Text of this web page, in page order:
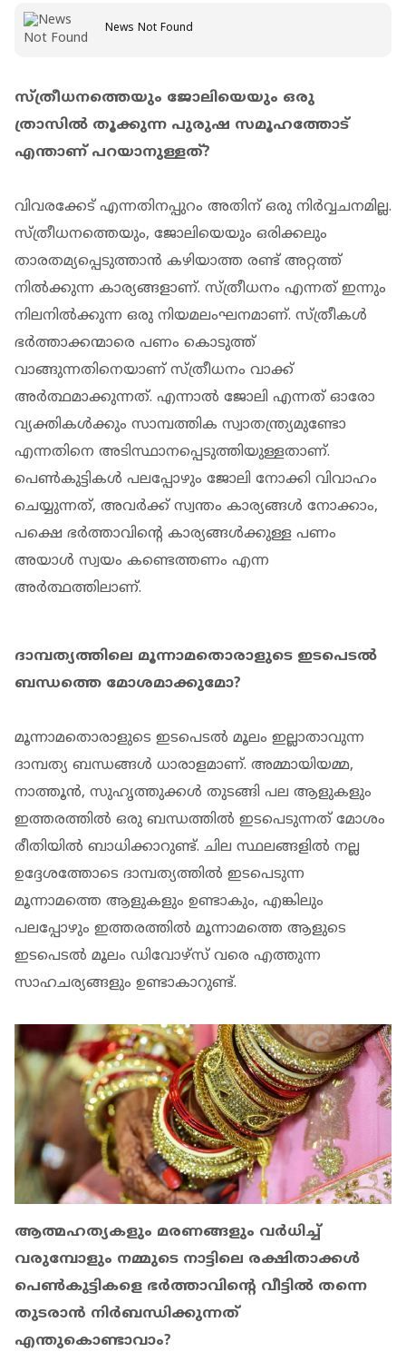
News Not Found
സ്ത്രീധനത്തെയും ജോലിയെയും ഒരു
ത്രാസിൽ തൂക്കുന്ന പുരുഷ സമൂഹത്തോട്
എന്താണ് പറയാനുള്ളത്?
വിവരക്കേട് എന്നതിനപ്പുറം അതിന് ഒരു നിർവ്വചനമില്ല.
സ്ത്രീധനത്തെയും, ജോലിയെയും ഒരിക്കലും
താരതമ്യപ്പെടുത്താൻ കഴിയാത്ത രണ്ട് അറ്റത്ത്
നിൽക്കുന്ന കാര്യങ്ങളാണ്. സ്ത്രീധനം എന്നത് ഇന്നും
നിലനിൽക്കുന്ന ഒരു നിയമലംഘനമാണ്. സ്ത്രീകൾ
ഭർത്താക്കന്മാരെ പണം കൊടുത്ത്
വാങ്ങുന്നതിനെയാണ് സ്ത്രീധനം വാക്ക്
അർത്ഥമാക്കുന്നത്. എന്നാൽ ജോലി എന്നത് ഓരോ
വ്യക്തികൾക്കും സാമ്പത്തിക സ്വാതന്ത്ര്യമുണ്ടോ
എന്നതിനെ അടിസ്ഥാനപ്പെടുത്തിയുള്ളതാണ്.
പെൺകുട്ടികൾ പലപ്പോഴും ജോലി നോക്കി വിവാഹം
ചെയ്യുന്നത്, അവർക്ക് സ്വന്തം കാര്യങ്ങൾ നോക്കാം,
പക്ഷെ ഭർത്താവിന്റെ കാര്യങ്ങൾക്കുള്ള പണം
അയാൾ സ്വയം കണ്ടെത്തണം എന്ന
അർത്ഥത്തിലാണ്.
ദാമ്പത്യത്തിലെ മൂന്നാമതൊരാളുടെ ഇടപെടൽ
ബന്ധത്തെ മോശമാക്കുമോ?
മൂന്നാമതൊരാളുടെ ഇടപെടൽ മൂലം ഇല്ലാതാവുന്ന
ദാമ്പത്യ ബന്ധങ്ങൾ ധാരാളമാണ്. അമ്മായിയമ്മ,
നാത്തൂൻ, സുഹൃത്തുക്കൾ തുടങ്ങി പല ആളുകളും
ഇത്തരത്തിൽ ഒരു ബന്ധത്തിൽ ഇടപെടുന്നത് മോശം
രീതിയിൽ ബാധിക്കാറുണ്ട്. ചില സ്ഥലങ്ങളിൽ നല്ല
ഉദ്ദേശത്തോടെ ദാമ്പത്യത്തിൽ ഇടപെടുന്ന
മൂന്നാമത്തെ ആളുകളും ഉണ്ടാകും, എങ്കിലും
പലപ്പോഴും ഇത്തരത്തിൽ മൂന്നാമത്തെ ആളുടെ
ഇടപെടൽ മൂലം ഡിവോഴ്‌സ് വരെ എത്തുന്ന
സാഹചര്യങ്ങളും ഉണ്ടാകാറുണ്ട്.
ആത്മഹത്യകളും മരണങ്ങളും വർധിച്ച്
വരുമ്പോളും നമ്മുടെ നാട്ടിലെ രക്ഷിതാക്കൾ
പെൺകുട്ടികളെ ഭർത്താവിന്റെ വീട്ടിൽ തന്നെ
തുടരാൻ നിർബന്ധിക്കുന്നത്
എന്തുകൊണ്ടാവാം?